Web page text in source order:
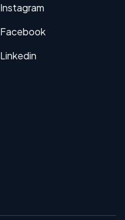
Instagram
Facebook
Linkedin